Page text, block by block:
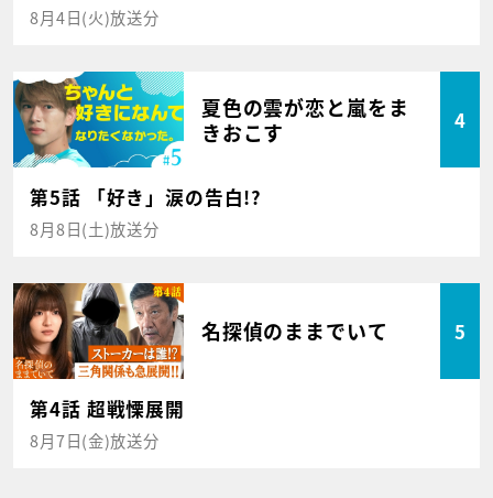
8月4日(火)放送分
夏色の雲が恋と嵐をま
きおこす
4
第5話 「好き」涙の告白!?
8月8日(土)放送分
名探偵のままでいて 5
第4話 超戦慄展開
8月7日(金)放送分